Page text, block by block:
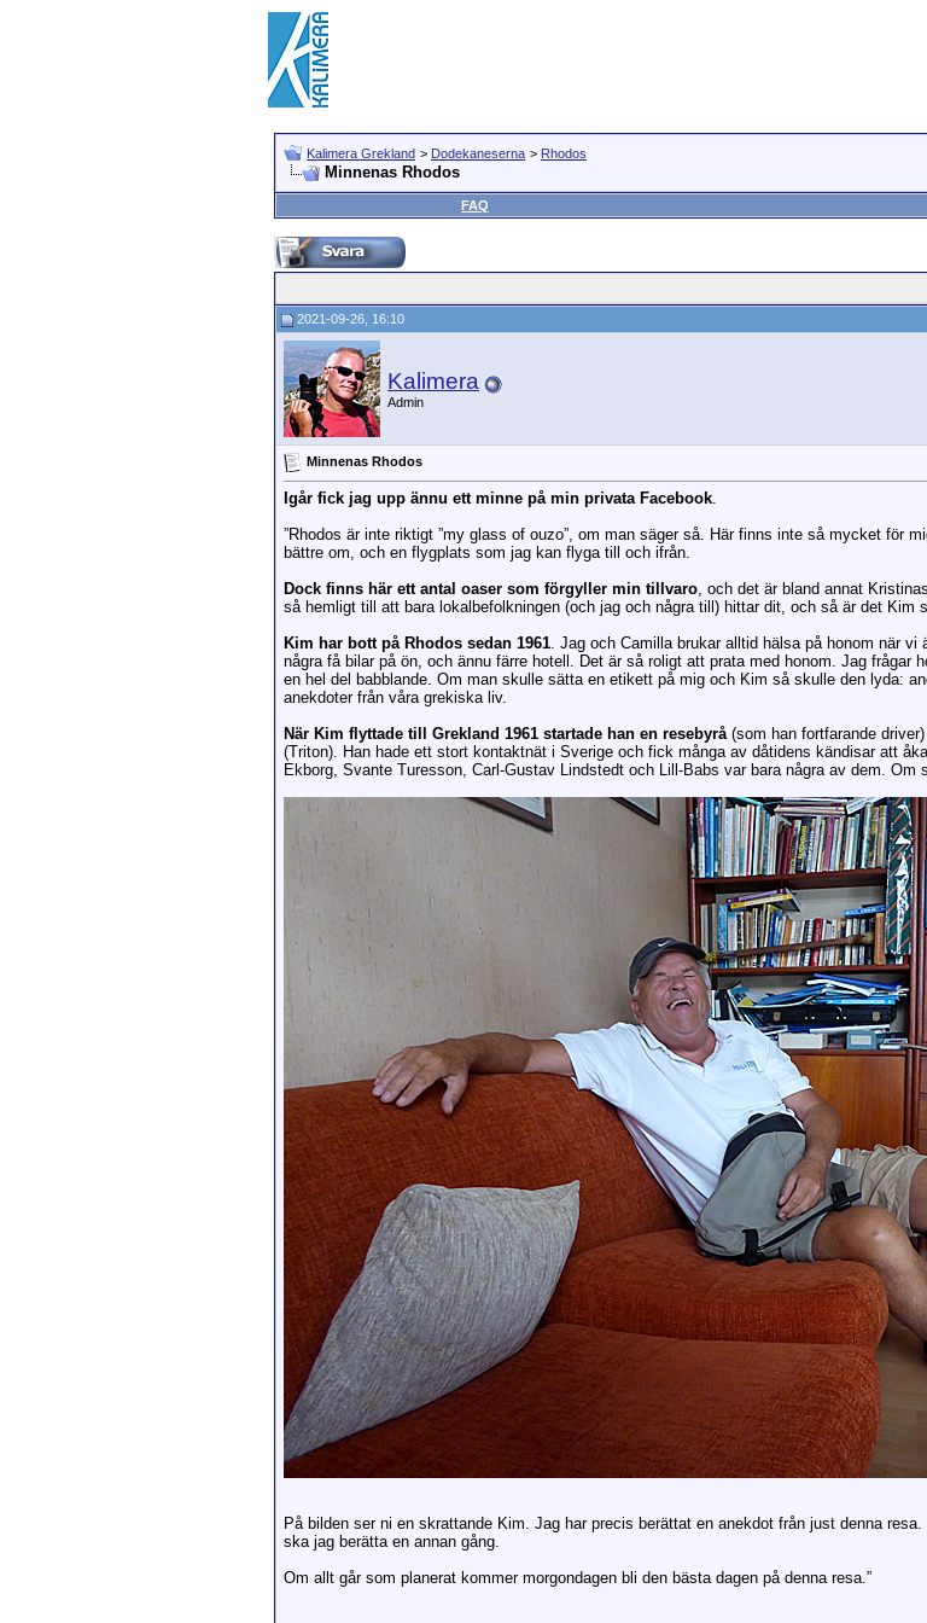
Kalimera Grekland > Dodekaneserna > Rhodos
Minnenas Rhodos
FAQ
2021-09-26, 16:10
Kalimera
Admin
Minnenas Rhodos
Igår fick jag upp ännu ett minne på min privata Facebook.
”Rhodos är inte riktigt ”my glass of ouzo”, om man säger så. Här finns inte så mycket för
bättre om, och en flygplats som jag kan flyga till och ifrån.
Dock finns här ett antal oaser som förgyller min tillvaro, och det är bland annat
så hemligt till att bara lokalbefolkningen (och jag och några till) hittar dit, och så är det Kim
Kim har bott på Rhodos sedan 1961. Jag och Camilla brukar alltid hälsa på honom när
några få bilar på ön, och ännu färre hotell. Det är så roligt att prata med honom. Jag frågar
en hel del babblande. Om man skulle sätta en etikett på mig och Kim så skulle den lyda:
anekdoter från våra grekiska liv.
När Kim flyttade till Grekland 1961 startade han en resebyrå(som han fortfarande
(Triton). Han hade ett stort kontaktnät i Sverige och fick många av dåtidens kändisar att
Ekborg, Svante Turesson, Carl-Gustav Lindstedt och Lill-Babs var bara några av dem. Om
På bilden ser ni en skrattande Kim. Jag har precis berättat en anekdot från just denna
ska jag berätta en annan gång.
Om allt går som planerat kommer morgondagen bli den bästa dagen på denna resa.”